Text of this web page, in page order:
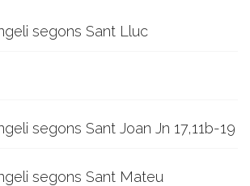
segons Sant Lluc
segons Sant Joan Jn 17,11b-19
segons Sant Mateu